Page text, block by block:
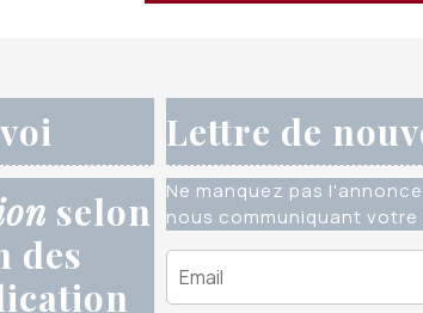
selon
des
Lettre de
Ne manquez pas
nous communiquant